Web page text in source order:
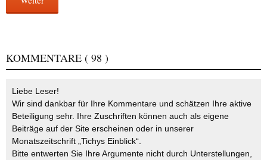
KOMMENTARE ( 98 )
Liebe Leser!
Wir sind dankbar für Ihre Kommentare und schätzen Ihre aktive
Beteiligung sehr. Ihre Zuschriften können auch als eigene
Beiträge auf der Site erscheinen oder in unserer
Monatszeitschrift „Tichys Einblick“.
Bitte entwerten Sie Ihre Argumente nicht durch Unterstellungen,